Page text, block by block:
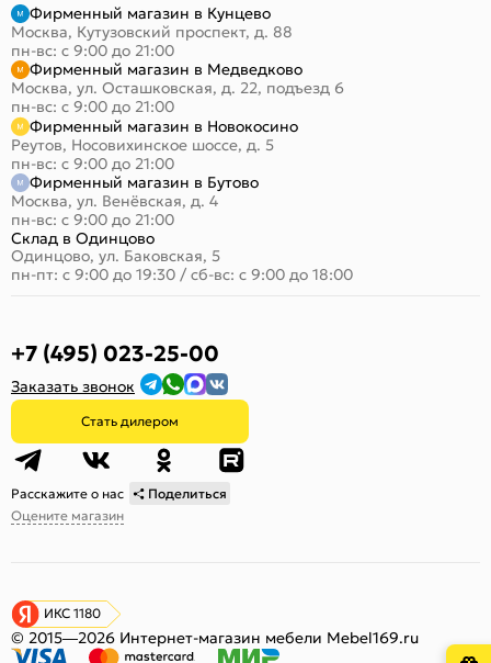
Фирменный магазин в Кунцево
Москва, Кутузовский проспект, д. 88
пн-вс: с 9:00 до 21:00
Фирменный магазин в Медведково
Москва, ул. Осташковская, д. 22, подъезд 6
пн-вс: с 9:00 до 21:00
Фирменный магазин в Новокосино
Реутов, Носовихинское шоссе, д. 5
пн-вс: с 9:00 до 21:00
Фирменный магазин в Бутово
Москва, ул. Венёвская, д. 4
пн-вс: с 9:00 до 21:00
Склад в Одинцово
Одинцово, ул. Баковская, 5
пн-пт: с 9:00 до 19:30 / сб-вс: с 9:00 до 18:00
+7 (495) 023-25-00
Заказать звонок
Стать дилером
Расскажите о нас
Поделиться
Оцените магазин
ИКС 1180
© 2015—2026 Интернет-магазин мебели Mebel169.ru